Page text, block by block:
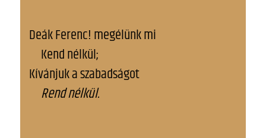
Deák Ferenc! megélünk mi
Kend nélkül;
Kívánjuk a szabadságot
Rend nélkül.